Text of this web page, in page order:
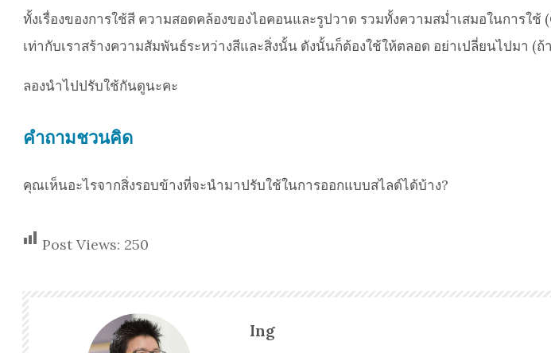
ทั้งเรื่องของการใช้สี ความสอดคล้องของไอคอนและรูปวาด รวมทั้งความสม่ำเสมอในการใ
เท่ากับเราสร้างความสัมพันธ์ระหว่างสีและสิ่งนั้น ดังนั้นก็ต้องใช้ให้ตลอด อย่าเปลี่ยนไปมา (ถ้
ลองนำไปปรับใช้กันดูนะคะ
คำถามชวนคิด
คุณเห็นอะไรจากสิ่งรอบข้างที่จะนำมาปรับใช้ในการออกแบบสไลด์ได้บ้าง?
Post Views: 250
Ing